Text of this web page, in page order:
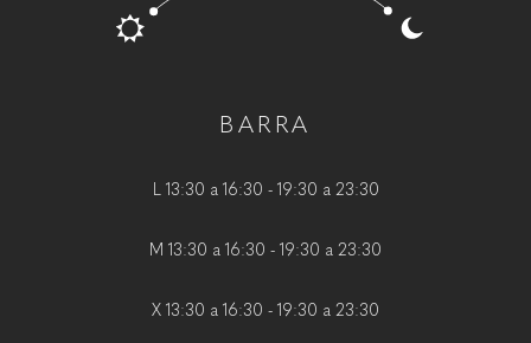
BARRA
L 13:30 a 16:30 - 19:30 a 23:30
M 13:30 a 16:30 - 19:30 a 23:30
X 13:30 a 16:30 - 19:30 a 23:30